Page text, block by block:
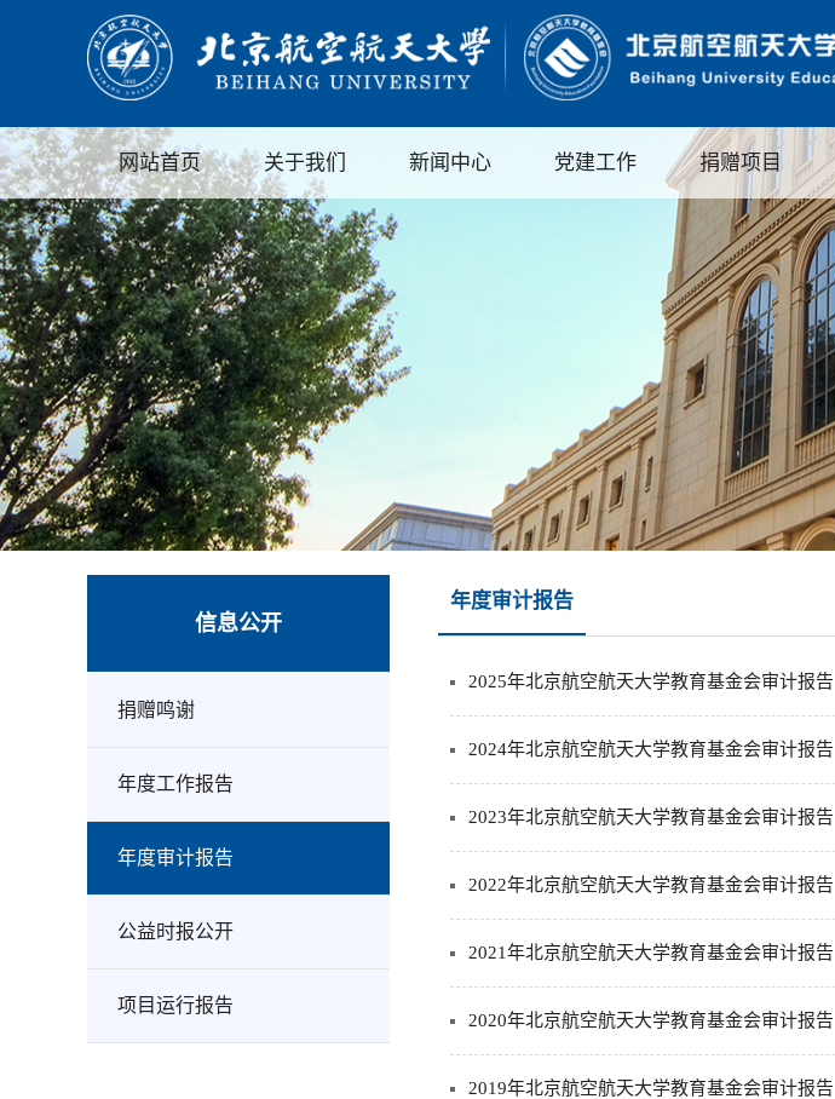
网站首页 关于我们 新闻中心 党建工作 捐赠项目
信息公开
捐赠鸣谢
年度工作报告
年度审计报告
公益时报公开
项目运行报告
年度审计报告
2025年北京航空航天大学教育基金会审计报告
2024年北京航空航天大学教育基金会审计报告
2023年北京航空航天大学教育基金会审计报告
2022年北京航空航天大学教育基金会审计报告
2021年北京航空航天大学教育基金会审计报告
2020年北京航空航天大学教育基金会审计报告
2019年北京航空航天大学教育基金会审计报告